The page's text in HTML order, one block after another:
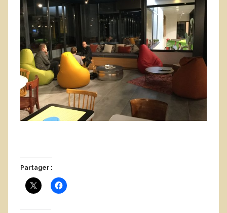
Partager :